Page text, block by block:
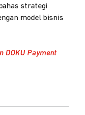
strategi
model bisnis
DOKU Payment